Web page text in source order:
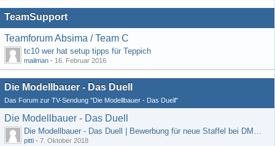
TeamSupport
Teamforum Absima / Team C
tc10 wer hat setup tipps für Teppich
mailman - 16. Februar 2016
Die Modellbauer - Das Duell
Das Forum zur TV-Sendung "Die Modellbauer - Das Duell"
Die Modellbauer - Das Duell
Die Modellbauer - Das Duell | Bewerbung für neue Staffel bei DMAX *Werbung*
pitti - 7. Oktober 2018